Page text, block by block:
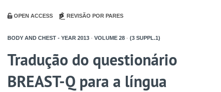
OPEN ACCESS REVISÃO POR PARES
BODY AND CHEST - YEAR 2013 - VOLUME 28 - (3 SUPPL.1)
Tradução do questionário
BREAST-Q para a língua